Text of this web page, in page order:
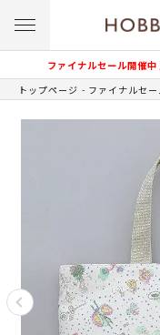
ファイナルセール開催
トップページ ファイナルセー